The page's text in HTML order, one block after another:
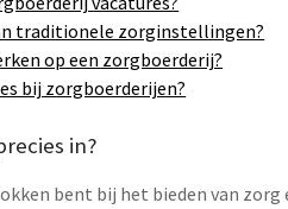
traditionele zorginstellingen?
op een zorgboerderij?
bij zorgboerderijen?
in?
bent bij het bieden van zorg